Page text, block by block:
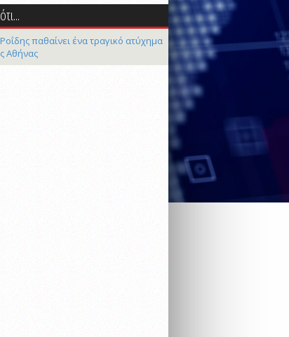
παθαίνει ένα τραγικό ατύχημα
Αθήνας